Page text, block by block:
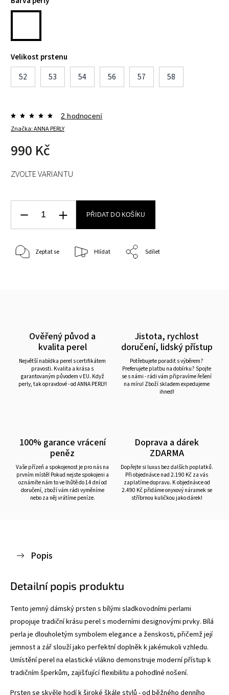
Velikost prstenu
52
53 54 56 57 58
Značka:ANNA PERLY
2 hodnocení
990 Kč
ZVOLTE VARIANTU
PŘIDAT DO KOŠÍKU
Zeptat se Hlídat Sdílet
Ověřený původ a
kvalita perel
Největší nabídka perel s certifikátem
pravosti. Kvalita a krása s
garantovaným původem v EU. Když
perly, tak opravdové - od ANNA PERLY!
Jistota, rychlost
doručení, lidský přístup
Potřebujete poradit s výběrem?
Preferujete platbu na dobírku? Spojte
se s námi - rádi vám připravíme řešení
na míru! Zboží skladem expedujeme
ihned!
100% garance vrácení
peněz
Vaše přízeň a spokojenost je pro nás na
prvním místě! Pokud nejste spokojeni a
oznámíte nám to ve lhůtě do 14 dní od
doručení, zboží vám rádi vyměníme
nebo za něj vrátíme peníze.
Doprava a dárek
ZDARMA
Dopřejte si luxus bez dalších poplatků.
Při objednávce nad 2.190 Kč za vás
zaplatíme dopravu. K objednávce od
2.490 Kč přidáme onyxový náramek se
stříbrnou kuličkou jako dárek!
Popis
Detailní popis produktu
Tento jemný dámský prsten s bílými sladkovodními perlami
propojuje tradiční krásu perel s moderními designovými prvky. Bílá
perla je dlouholetým symbolem elegance a ženskosti, přičemž její
jemnost a zář slouží jako perfektní doplněk k jakémukoli vzhledu.
Umístění perel na elastické vlákno demonstruje moderní přístup k
tradičním šperkům, zajišťující flexibilitu a pohodlné nošení.
Prsten se skvěle hodí k široké škále stylů - od běžného denního